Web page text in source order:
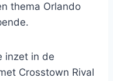
thema Orlando
inzet in de
Crosstown Rival